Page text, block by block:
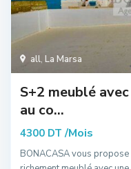
all, La Marsa
S+2 meublé
au co...
4300 DT /Mois
BONACASA vous